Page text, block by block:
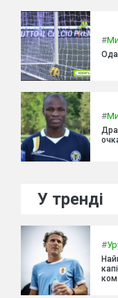
#
#
У тренді
#